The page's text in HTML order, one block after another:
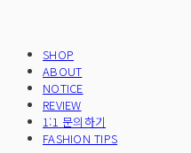
SHOP
ABOUT
NOTICE
REVIEW
1:1 문의하기
FASHION TIPS